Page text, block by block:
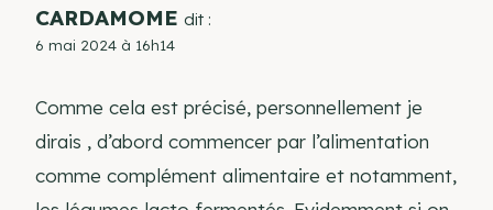
CARDAMOME dit :
6 mai 2024 à 16h14
Comme cela est précisé, personnellement je
dirais , d’abord commencer par l’alimentation
comme complément alimentaire et notamment,